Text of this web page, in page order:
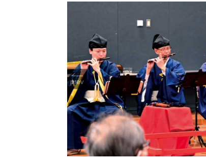
prev